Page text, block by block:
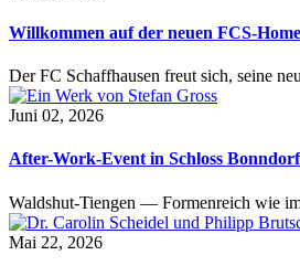
Willkommen auf der neuen FCS-
Der FC Schaffhausen freut sich, seine
Juni 02, 2026
After-Work-Event in Schloss
Waldshut-Tiengen — Formenreich wie
Mai 22, 2026